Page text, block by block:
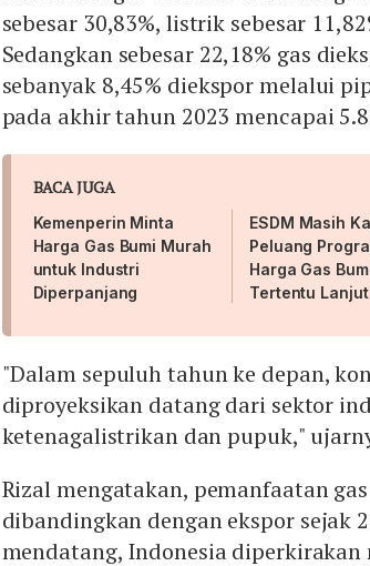
sebesar 30,83%, listrik sebesar
Sedangkan sebesar 22,18% gas
sebanyak 8,45% diekspor melalui
pada akhir tahun 2023 mencapai
BACA JUGA
Kemenperin Minta
Harga Gas Bumi Murah
untuk Industri
Diperpanjang
ESDM Masih
Peluang
Harga Gas
Tertentu
"Dalam sepuluh tahun ke depan,
diproyeksikan datang dari sektor
ketenagalistrikan dan pupuk,"
Rizal mengatakan, pemanfaatan
dibandingkan dengan ekspor sejak
mendatang, Indonesia diperkirakan